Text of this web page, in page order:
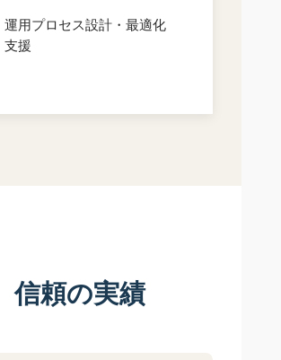
運用プロセス設計・最適化
支援
信頼の実績